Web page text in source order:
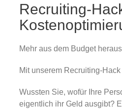
Seminare
Referenzen
Recruiting-
Mehr aus dem Budget
Mit unserem Recruiting-
Wussten Sie, wofür Ihre
eigentlich ihr Geld ausgibt?